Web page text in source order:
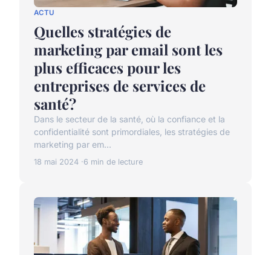
ACTU
Quelles stratégies de
marketing par email sont les
plus efficaces pour les
entreprises de services de
santé?
Dans le secteur de la santé, où la confiance et la
confidentialité sont primordiales, les stratégies de
marketing par em...
18 mai 2024 6 min de lecture